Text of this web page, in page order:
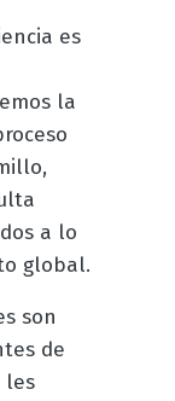
es
la
a lo
global.
son
de
les